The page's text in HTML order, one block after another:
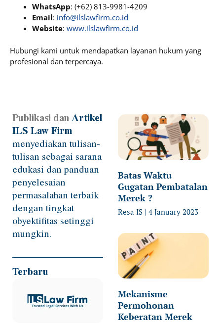
WhatsApp: (+62) 813-9981-4209
Email: info@ilslawfirm.co.id
Website: www.ilslawfirm.co.id
Hubungi kami untuk mendapatkan layanan hukum yang
profesional dan terpercaya.
Publikasi danArtikel
ILS Law Firm
menyediakan tulisan-
tulisan sebagai sarana
edukasi dan panduan
penyelesaian
permasalahan terbaik
dengan tingkat
obyektifitas setinggi
mungkin.
Terbaru
Batas Waktu
Gugatan Pembatalan
Merek ?
Resa IS 4 January 2023
Mekanisme
Permohonan
Keberatan Merek
PagePagePage Page